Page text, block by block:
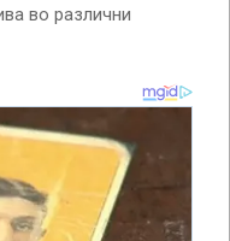
во различни